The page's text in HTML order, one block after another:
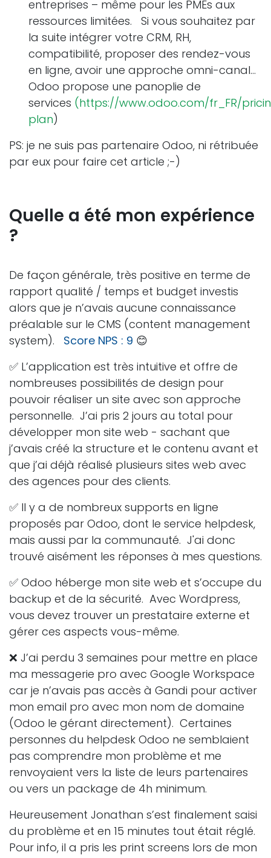
entreprises – même pour les PMEs aux
ressources limitées. Si vous souhaitez par
la suite intégrer votre CRM, RH,
compatibilité, proposer des rendez-vous
en ligne, avoir une approche omni-canal...
Odoo propose une panoplie de
services (https://www.odoo.com/fr_FR/
plan)
PS: je ne suis pas partenaire Odoo, ni rétribuée
par eux pour faire cet article ;-)
Quelle a été mon expérience
?
De façon générale, très positive en terme de
rapport qualité / temps et budget investis
alors que je n’avais aucune connaissance
préalable sur le CMS (content management
system). Score NPS : 9 😊
✅ L’application est très intuitive et offre de
nombreuses possibilités de design pour
pouvoir réaliser un site avec son approche
personnelle. J’ai pris 2 jours au total pour
développer mon site web - sachant que
j’avais créé la structure et le contenu avant et
que j’ai déjà réalisé plusieurs sites web avec
des agences pour des clients.
✅ Il y a de nombreux supports en ligne
proposés par Odoo, dont le service helpdesk,
mais aussi par la communauté. J'ai donc
trouvé aisément les réponses à mes questions.
✅ Odoo héberge mon site web et s’occupe du
backup et de la sécurité. Avec Wordpress,
vous devez trouver un prestataire externe et
gérer ces aspects vous-même.
❌ J’ai perdu 3 semaines pour mettre en place
ma messagerie pro avec Google Workspace
car je n’avais pas accès à Gandi pour activer
mon email pro avec mon nom de domaine
(Odoo le gérant directement). Certaines
personnes du helpdesk Odoo ne semblaient
pas comprendre mon problème et me
renvoyaient vers la liste de leurs partenaires
ou vers un package de 4h minimum.
Heureusement Jonathan s’est finalement saisi
du problème et en 15 minutes tout était réglé.
Pour info, il a pris les print screens lors de mon